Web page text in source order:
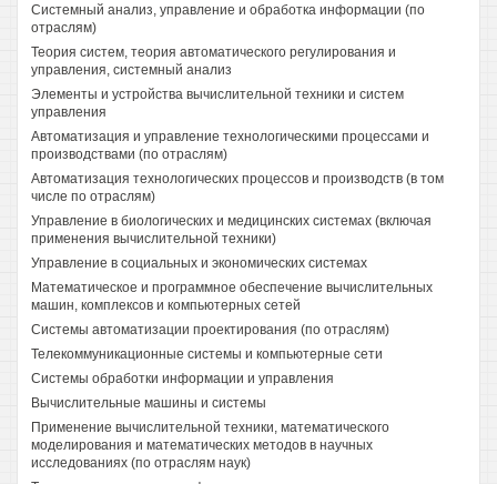
Системный анализ, управление и обработка информации (по
отраслям)
Теория систем, теория автоматического регулирования и
управления, системный анализ
Элементы и устройства вычислительной техники и систем
управления
Автоматизация и управление технологическими процессами и
производствами (по отраслям)
Автоматизация технологических процессов и производств (в том
числе по отраслям)
Управление в биологических и медицинских системах (включая
применения вычислительной техники)
Управление в социальных и экономических системах
Математическое и программное обеспечение вычислительных
машин, комплексов и компьютерных сетей
Системы автоматизации проектирования (по отраслям)
Телекоммуникационные системы и компьютерные сети
Системы обработки информации и управления
Вычислительные машины и системы
Применение вычислительной техники, математического
моделирования и математических методов в научных
исследованиях (по отраслям наук)